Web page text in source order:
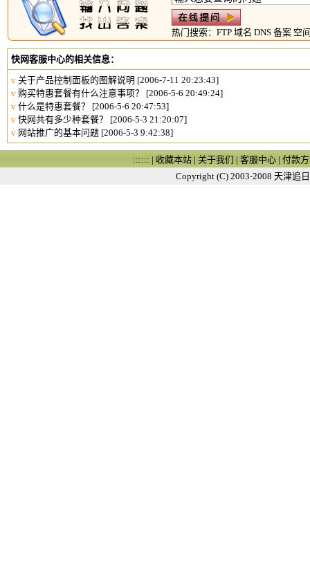
热门搜索： FTP 域名 DNS 备案 空
快网客服中心的相关信息：
v 关于产品控制面板的图解说明 [2006-7-11 20:23:43]
v 购买特惠套餐有什么注意事项？
[2006-5-6 20:49:24]
v 什么是特惠套餐？
[2006-5-6 20:47:53]
v 快网共有多少种套餐？
[2006-5-3 21:20:07]
v 网站推广的基本问题 [2006-5-3 9:42:38]
:::::: | 收藏本站 | 关于我们 | 客服中心 | 付款
Copyright (C) 2003-2008 天津追